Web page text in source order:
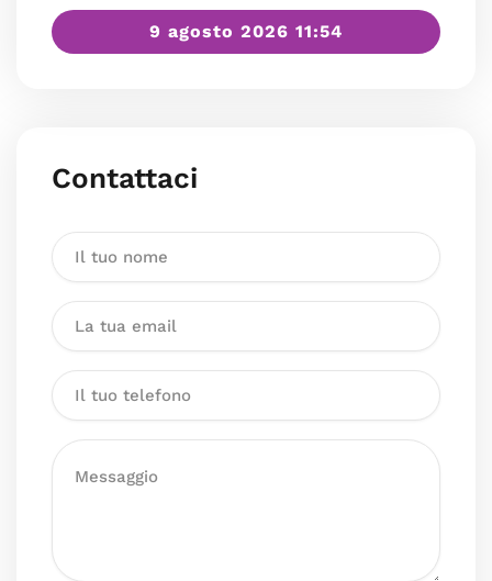
9 agosto 2026 11:54
Contattaci